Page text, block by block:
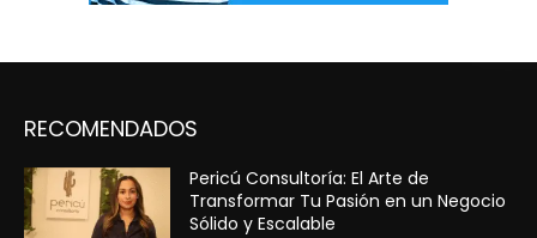
RECOMENDADOS
Pericú Consultoría: El Arte de
Transformar Tu Pasión en un Negocio
Sólido y Escalable